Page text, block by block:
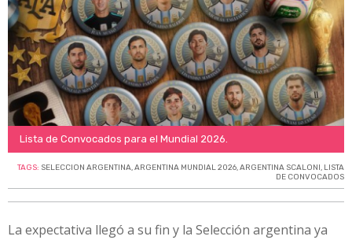
Lista de Convocados para el Mundial 2026.
TAGS: SELECCION ARGENTINA,ARGENTINA MUNDIAL 2026,ARGENTINA SCALONI , LISTA
DE CONVOCADOS
La expectativa llegó a su fin y la Selección argentina ya